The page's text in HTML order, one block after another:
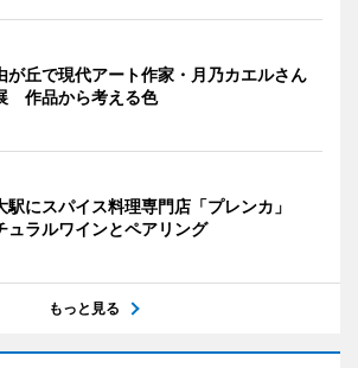
が丘で現代アート作家・月乃カエルさん
作品から考える色
駅にスパイス料理専門店「プレンカ」
ュラルワインとペアリング
もっと見る